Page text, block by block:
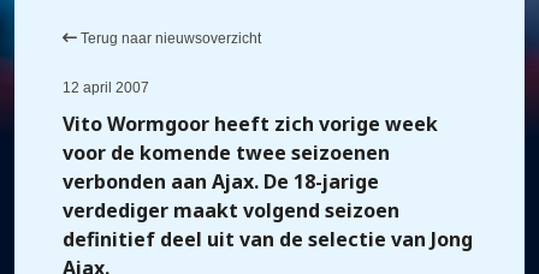
Terug naar nieuwsoverzicht
12 april 2007
Vito Wormgoor heeft zich vorige week
voor de komende twee seizoenen
verbonden aan Ajax. De 18-jarige
verdediger maakt volgend seizoen
definitief deel uit van de selectie van Jong
Ajax.